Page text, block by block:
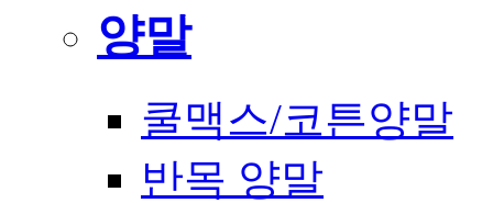
양말
쿨맥스/코튼양말
반목 양말